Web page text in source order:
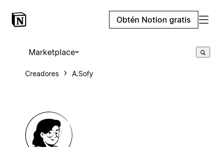
Obtén Notion gratis
Marketplace
Creadores A.Sofy